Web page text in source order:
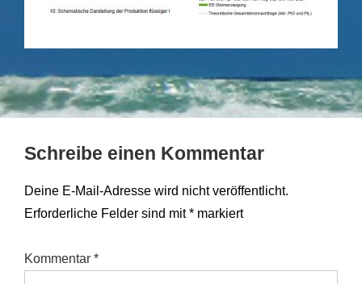
Schreibe einen Kommentar
Deine E-Mail-Adresse wird nicht veröffentlicht.
Erforderliche Felder sind mit* markiert
Kommentar *